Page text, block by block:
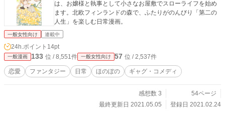
は、お嬢様と執事として小さなお屋敷でスローライフを始め
ます。北欧フィンランドの森で、ふたりがのんびり「第二の
人生」を楽しむ日常漫画。
一般女性向け 連載中
24h.ポイント 14pt
一般漫画 133 位 / 8,551件 一般女性向け 57 位 / 2,537件
恋愛 ファンタジー 日常 ほのぼの ギャグ・コメディ
感想数 3
54ページ
最終更新日 2021.05.05
登録日 2021.02.24